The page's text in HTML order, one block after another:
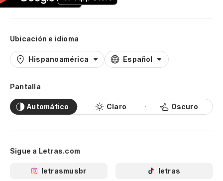
Ubicación e idioma
Hispanoamérica Español
Pantalla
Automático Claro Oscuro
Sigue a Letras.com
letrasmusbr letras